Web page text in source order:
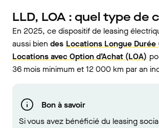
LLD, LOA : quel type de
En 2025, ce dispositif de leasing
aussi bien des Locations Longue Durée
Locations avec Option d’Achat (LOA)
36 mois minimum et 12 000 km par an
Bon à savoir
Si vous avez bénéficié du leasing